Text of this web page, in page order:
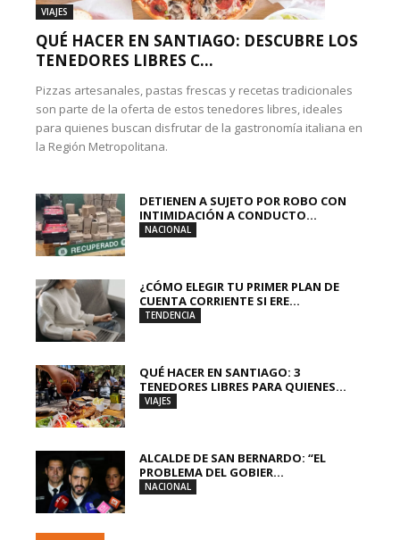
VIAJES
QUÉ HACER EN SANTIAGO: DESCUBRE LOS
TENEDORES LIBRES C...
Pizzas artesanales, pastas frescas y recetas tradicionales
son parte de la oferta de estos tenedores libres, ideales
para quienes buscan disfrutar de la gastronomía italiana en
la Región Metropolitana.
DETIENEN A SUJETO POR ROBO CON
INTIMIDACIÓN A CONDUCTO...
NACIONAL
¿CÓMO ELEGIR TU PRIMER PLAN DE
CUENTA CORRIENTE SI ERE...
TENDENCIA
QUÉ HACER EN SANTIAGO: 3
TENEDORES LIBRES PARA QUIENES...
VIAJES
ALCALDE DE SAN BERNARDO: “EL
PROBLEMA DEL GOBIER...
NACIONAL